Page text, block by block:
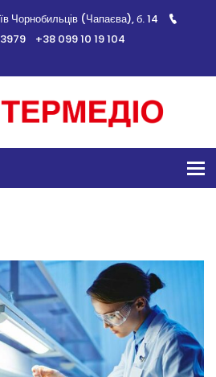
Чорнобильців (Чапаєва), б. 14
+38 099 10 19 104